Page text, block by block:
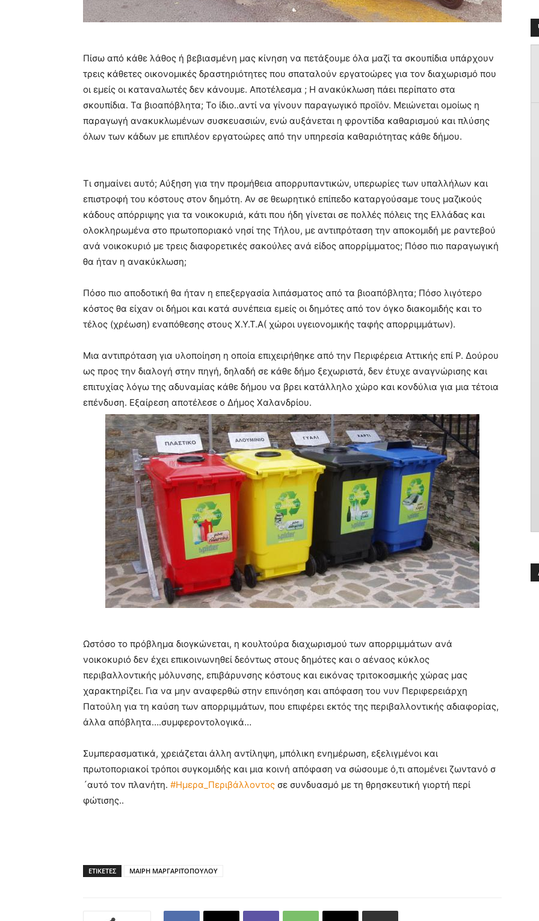
Πίσω από κάθε λάθος ή βεβιασμένη μας κίνηση να πετάξουμε όλα μαζί τα σκουπίδια υπάρχουν
τρεις κάθετες οικονομικές δραστηριότητες που σπαταλούν εργατοώρες για τον διαχωρισμό που
οι εμείς οι καταναλωτές δεν κάνουμε. Αποτέλεσμα ; Η ανακύκλωση πάει περίπατο στα
σκουπίδια. Τα βιοαπόβλητα; Το ίδιο..αντί να γίνουν παραγωγικό προϊόν. Μειώνεται ομοίως η
παραγωγή ανακυκλωμένων συσκευασιών, ενώ αυξάνεται η φροντίδα καθαρισμού και πλύσης
όλων των κάδων με επιπλέον εργατοώρες από την υπηρεσία καθαριότητας κάθε δήμου.
Τι σημαίνει αυτό; Αύξηση για την προμήθεια απορρυπαντικών, υπερωρίες των υπαλλήλων και
επιστροφή του κόστους στον δημότη. Αν σε θεωρητικό επίπεδο καταργούσαμε τους μαζικούς
κάδους απόρριψης για τα νοικοκυριά, κάτι που ήδη γίνεται σε πολλές πόλεις της Ελλάδας και
ολοκληρωμένα στο πρωτοποριακό νησί της Τήλου, με αντιπρόταση την αποκομιδή με ραντεβού
ανά νοικοκυριό με τρεις διαφορετικές σακούλες ανά είδος απορρίμματος; Πόσο πιο παραγωγική
θα ήταν η ανακύκλωση;
Πόσο πιο αποδοτική θα ήταν η επεξεργασία λιπάσματος από τα βιοαπόβλητα; Πόσο λιγότερο
κόστος θα είχαν οι δήμοι και κατά συνέπεια εμείς οι δημότες από τον όγκο διακομιδής και το
τέλος (χρέωση) εναπόθεσης στους Χ.Υ.Τ.Α( χώροι υγειονομικής ταφής απορριμμάτων).
Μια αντιπρόταση για υλοποίηση η οποία επιχειρήθηκε από την Περιφέρεια Αττικής επί Ρ. Δούρου
ως προς την διαλογή στην πηγή, δηλαδή σε κάθε δήμο ξεχωριστά, δεν έτυχε αναγνώρισης και
επιτυχίας λόγω της αδυναμίας κάθε δήμου να βρει κατάλληλο χώρο και κονδύλια για μια τέτοια
επένδυση. Εξαίρεση αποτέλεσε ο Δήμος Χαλανδρίου.
Ωστόσο το πρόβλημα διογκώνεται, η κουλτούρα διαχωρισμού των απορριμμάτων ανά
νοικοκυριό δεν έχει επικοινωνηθεί δεόντως στους δημότες και ο αέναος κύκλος
περιβαλλοντικής μόλυνσης, επιβάρυνσης κόστους και εικόνας τριτοκοσμικής χώρας μας
χαρακτηρίζει. Για να μην αναφερθώ στην επινόηση και απόφαση του νυν Περιφερειάρχη
Πατούλη για τη καύση των απορριμμάτων, που επιφέρει εκτός της περιβαλλοντικής αδιαφορίας,
άλλα απόβλητα….συμφεροντολογικά…
Συμπερασματικά, χρειάζεται άλλη αντίληψη, μπόλικη ενημέρωση, εξελιγμένοι και
πρωτοποριακοί τρόποι συγκομιδής και μια κοινή απόφαση να σώσουμε ό,τι απομένει ζωντανό σ
´αυτό τον πλανήτη. #Ημερα_Περιβάλλοντος σε συνδυασμό με τη θρησκευτική γιορτή περί
φώτισης..
ΕΤΙΚΕΤΕΣ ΜΑΙΡΗ ΜΑΡΓΑΡΙΤΟΠΟΥΛΟΥ